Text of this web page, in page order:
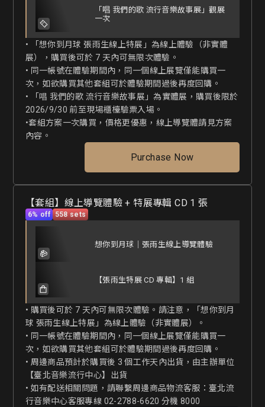
「唱 我們的歌 流行音樂故事展」觀展
一次
• 「想你到月球 張雨生線上特展」為線上體驗（非實體
展），購買後可於 7 天內可無限次體驗。
• 同一帳號在體驗期間內，同一個線上展覽僅能購買一
次，如欲購買其他套組可於體驗期間過後再度回購。
• 「唱 我們的歌 流行音樂故事展」為實體展，購買後限於
2026/9/30 前至現場櫃檯驗票入場。
•套組方案一次購買，價格更優惠，線上導覽體請見方案
內容。
Purchase Now
【套組】線上導覽體驗 + 特展專輯 CD 1 張
6% off 558 sets
想你到月球｜張雨生線上導覽體驗
【張雨生特展 CD 專輯】1 組
• 購買後可於 7 天內可無限次體驗。請注意，「想你到月
球 張雨生線上特展」為線上體驗（非實體展）。
• 同一帳號在體驗期間內，同一個線上展覽僅能購買一
次，如欲購買其他套組可於體驗期間過後再度回購。
• 周邊商品預計於購買後 3 個工作天內出貨，由主辦單位
【臺北音樂流行中心】出貨
• 如有配送相關問題，請聯繫周邊商品物流客服：臺北流
行音樂中心客服專線 02-2788-6620 分機 8000